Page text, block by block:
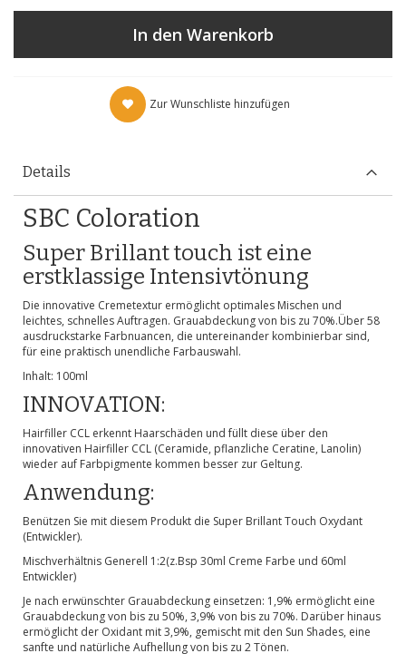
In den Warenkorb
Zur Wunschliste hinzufügen
Details
SBC Coloration
Super Brillant touch ist eine
erstklassige Intensivtönung
Die innovative Cremetextur ermöglicht optimales Mischen und
leichtes, schnelles Auftragen. Grauabdeckung von bis zu 70%.Über 58
ausdruckstarke Farbnuancen, die untereinander kombinierbar sind,
für eine praktisch unendliche Farbauswahl.
Inhalt: 100ml
INNOVATION:
Hairfiller CCL erkennt Haarschäden und füllt diese über den
innovativen Hairfiller CCL (Ceramide, pflanzliche Ceratine, Lanolin)
wieder auf Farbpigmente kommen besser zur Geltung.
Anwendung:
Benützen Sie mit diesem Produkt die Super Brillant Touch Oxydant
(Entwickler).
Mischverhältnis Generell 1:2(z.Bsp 30ml Creme Farbe und 60ml
Entwickler)
Je nach erwünschter Grauabdeckung einsetzen: 1,9% ermöglicht eine
Grauabdeckung von bis zu 50%, 3,9% von bis zu 70%. Darüber hinaus
ermöglicht der Oxidant mit 3,9%, gemischt mit den Sun Shades, eine
sanfte und natürliche Aufhellung von bis zu 2 Tönen.